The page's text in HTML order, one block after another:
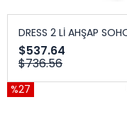
DRESS 2 Lİ AHŞAP
$537.64
$736.56
%27